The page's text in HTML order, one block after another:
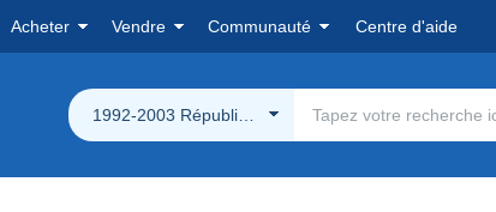
Acheter Vendre Communauté Centre d'aide
1992-2003 République fédérale de Yougoslavie